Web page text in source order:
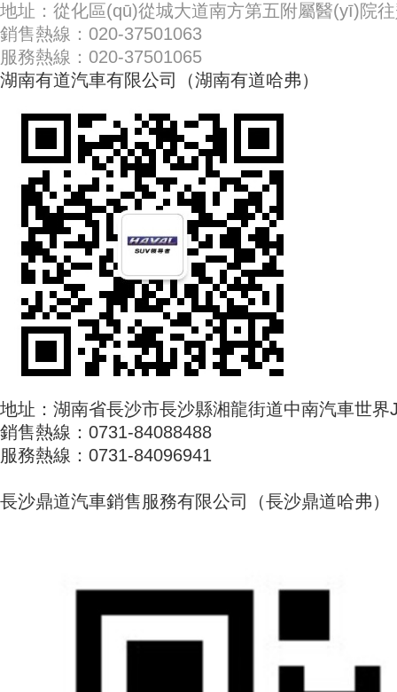
地址：從化區(qū)從城大道南方第五附屬醫(yī)院
銷售熱線：020-37501063
服務熱線：020-37501065
湖南有道汽車有限公司（湖南有道哈弗）
地址：湖南省長沙市長沙縣湘龍街道中南汽車世界
銷售熱線：0731-84088488
服務熱線：0731-84096941
長沙鼎道汽車銷售服務有限公司（長沙鼎道哈弗）